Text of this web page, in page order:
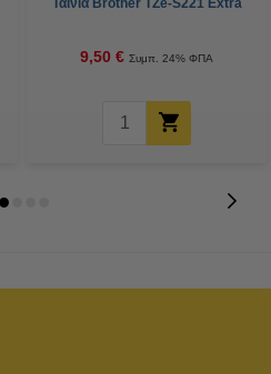
Ταινία Brother TZe-S221 Extra
White
9,50 € Συμπ. 24% ΦΠΑ